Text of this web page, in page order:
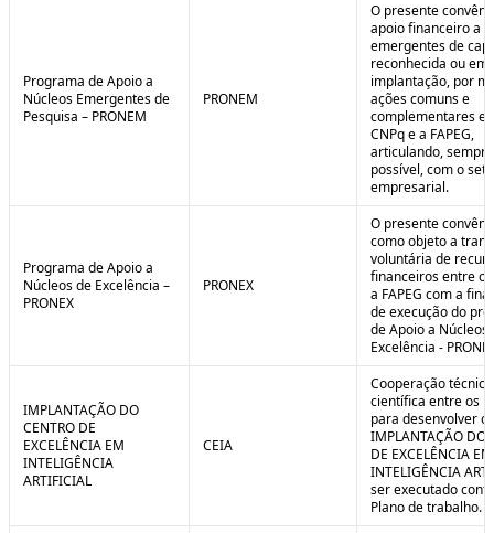
Programa de Apoio a
Núcleos Emergentes de
Pesquisa – PRONEM
PRONEM
O presente
apoio financeiro a
emergentes de
reconhecida ou em
implantação, por
ações comuns e
complementares
CNPq e a FAPEG,
articulando,
possível, com o
empresarial.
Programa de Apoio a
Núcleos de Excelência –
PRONEX
PRONEX
O presente
como objeto a
voluntária de
financeiros entre o
a FAPEG com a
de execução do
de Apoio a Núcleos
Excelência -
IMPLANTAÇÃO DO
CENTRO DE
EXCELÊNCIA EM
INTELIGÊNCIA
ARTIFICIAL
CEIA
Cooperação
científica entre os
para desenvolver o
IMPLANTAÇÃO DO
DE EXCELÊNCIA EM
INTELIGÊNCIA
ser executado
Plano de trabalho.